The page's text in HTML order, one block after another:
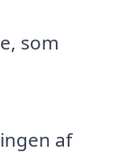
som
af